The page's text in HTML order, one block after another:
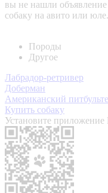
вы не нашли
собаку на авито или юле.
Породы
Другое
Лабрадор-ретривер
Доберман
Американский
Купить собаку
Установите приложение